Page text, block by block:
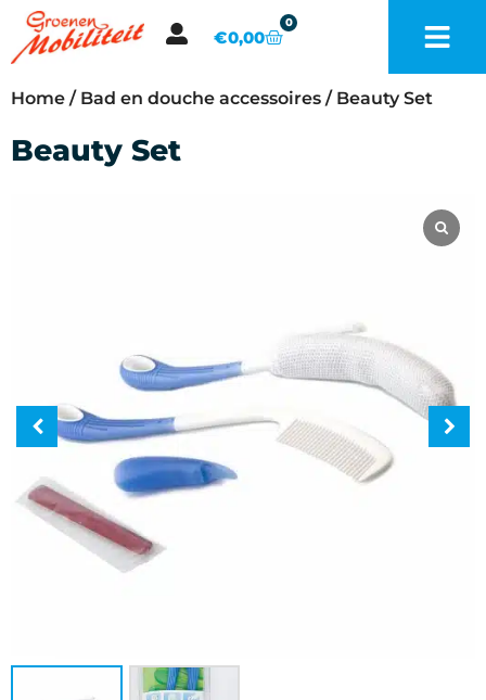
€0,00
0
Home / Bad en douche accessoires / Beauty Set
Beauty Set